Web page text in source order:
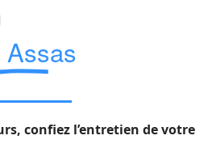
Assas
confiez l’entretien de votre